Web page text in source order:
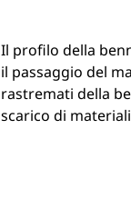
Il profilo della
il passaggio del
rastremati della
scarico di